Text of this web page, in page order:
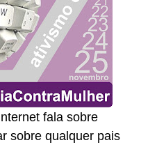
A resposta da
fala sobre
sobre qualquer pais